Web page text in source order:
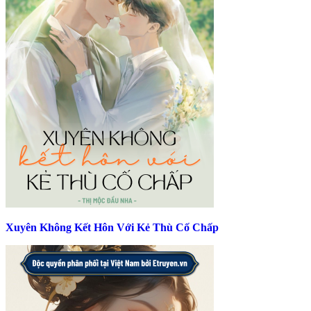
Xuyên Không Kết Hôn Với Kẻ Thù Cố Chấp